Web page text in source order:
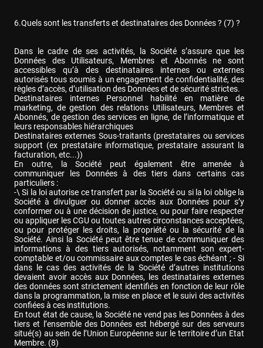
6.Quels sont les transferts et destinataires des Données ? (7) ?
Dans le cadre de ses activités, la Société s’assure que les
Données des Utilisateurs, Membres et Abonnés ne sont
accessibles qu’à des destinataires internes ou externes
autorisés tous soumis à un engagement de confidentialité, des
règles d’accès, d’utilisation des Données et de sécurité strictes.
Destinataires internes Personnel habilité en matière de
marketing, de gestion des relations Utilisateurs, Membres et
Abonnés, de gestion des services en ligne, de l’informatique et
leurs responsables hiérarchiques
Destinataires externes Sous-traitants (prestataires ou services
support (ex prestataire informatique, prestataire assurant la
facturation, etc...))
En outre, la Société peut également être amenée à
communiquer les Données à des tiers dans certains cas
particuliers :
-\ Si la loi autorise ce transfert par la Société ou si la loi oblige la
Société à divulguer ou donner accès aux Données pour s’y
conformer ou à une décision de justice, ou pour faire respecter
ou appliquer les CGU ou toutes autres circonstances acceptées,
ou pour protéger les droits, la propriété ou la sécurité de la
Société. Ainsi la Société peut être tenue de communiquer des
informations à des tiers autorisés, notamment son expert-
comptable et/ou commissaire aux comptes le cas échéant ; - Si
dans le cas des activités de la Société d’autres institutions
devaient avoir accès aux Données, les destinataires externes
des données sont strictement identifiés en fonction de leur rôle
dans la programmation, la mise en place et le suivi des activités
confiées à ces institutions.
En tout état de cause, la Société ne vend pas les Données à des
tiers et l’ensemble des Données est hébergé sur des serveurs
situé(s) au sein de l’Union Européenne sur le territoire d’un Etat
Membre. (8)